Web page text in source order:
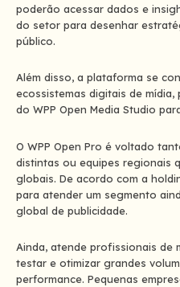
poderão acessar dados e
do setor para desenhar
público.
Além disso, a plataforma se
ecossistemas digitais de
do WPP Open Media Studio
O WPP Open Pro é voltado
distintas ou equipes regionais
globais. De acordo com a
para atender um segmento
global de publicidade.
Ainda, atende profissionais de
testar e otimizar grandes
performance. Pequenas